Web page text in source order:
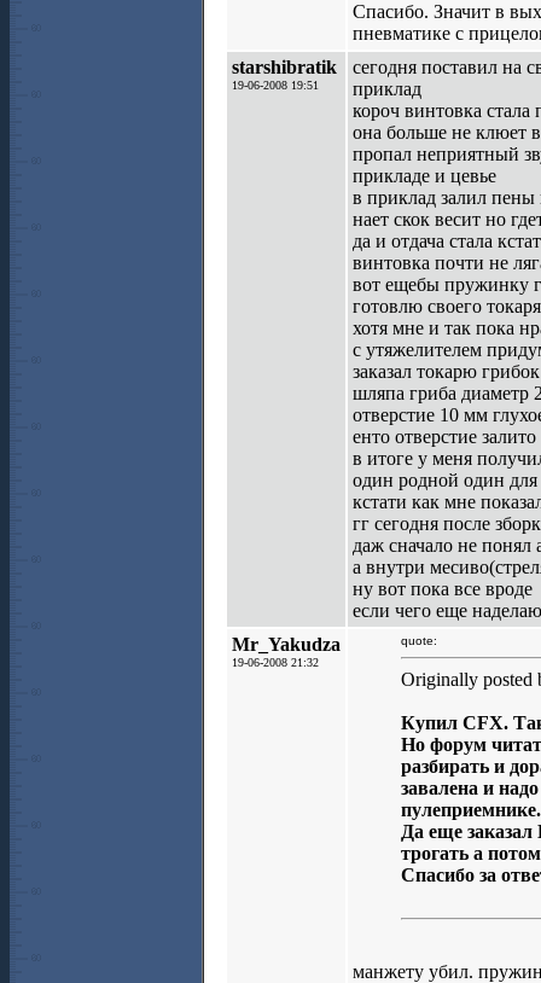
Спасибо. Значит в
пневматике с
starshibratik
19-06-2008 19:51
сегодня поставил на
приклад
короч винтовка
она больше не клюет
пропал неприятный
прикладе и цевье
в приклад залил пены
нает скок весит но
да и отдача стала
винтовка почти не
вот ещебы пружинку
готовлю своего
хотя мне и так пока
с утяжелителем
заказал токарю
шляпа гриба диаметр
отверстие 10 мм
енто отверстие
в итоге у меня
один родной один
кстати как мне
гг сегодня после
даж сначало не понял
а внутри
ну вот пока все вроде
если чего еще
Mr_Yakudza
19-06-2008 21:32
quote:
Originally posted
Купил CFX.
Но форум
разбирать и
завалена и
Да еще заказал
трогать а
Спасибо за
манжету убил.